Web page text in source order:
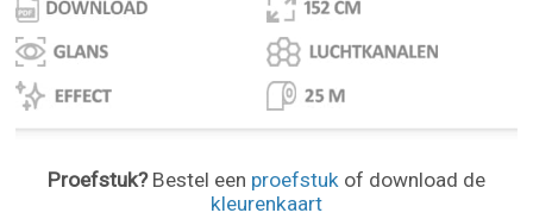
Proefstuk?Bestel een proefstukof download de
kleurenkaart